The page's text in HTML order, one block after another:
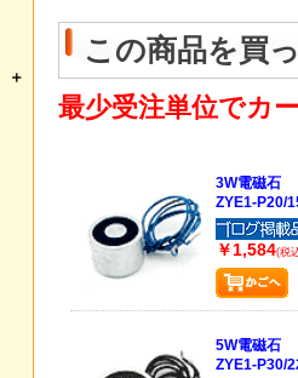
この商品を買
最少受注単位でカ
3W電磁石
ZYE1-P20/
￥1,584(税
5W電磁石
ZYE1-P30/